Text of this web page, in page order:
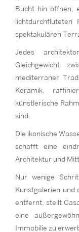
Bucht hin öffnen,
lichtdurchfluteten
spektakulären
Jedes
Gleichgewicht
mediterraner
Keramik,
künstlerische
sind.
Die ikonische
schafft eine
Architektur und
Nur wenige
Kunstgalerien und
entfernt, stellt
eine
Immobilie zu